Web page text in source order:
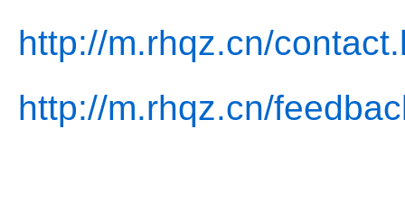
http://m.rhqz.cn/
http://m.rhqz.cn/